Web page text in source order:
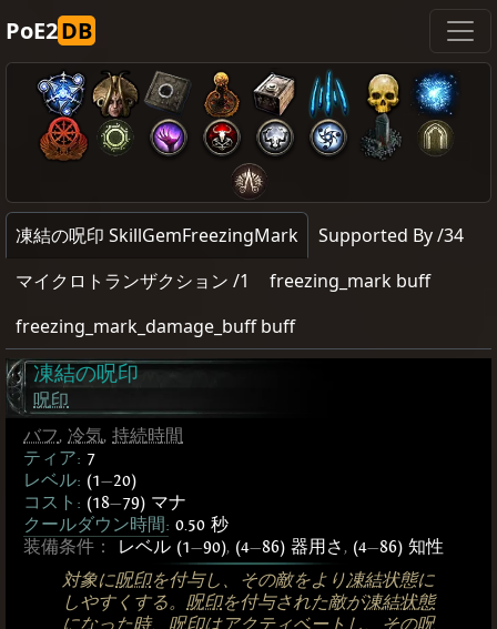
PoE2DB
凍結の呪印 SkillGemFreezingMark
Supported By /34
マイクロトランザクション /1
freezing_mark buff
freezing_mark_damage_buff buff
凍結の呪印
呪印
バフ, 冷気, 持続時間
ティア: 7
レベル: (1—20)
コスト: (18—79) マナ
クールダウン時間: 0.50 秒
装備条件：
レベル (1—90), (4—86) 器用さ, (4—86) 知性
対象に呪印を付与し、その敵をより凍結状態に
しやすくする。 呪印を付与された敵が凍結状態
になった時、 呪印はアクティベート し、その呪